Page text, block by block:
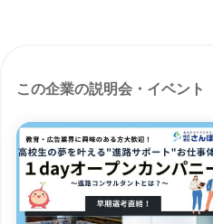
この企業の説明会・イベント